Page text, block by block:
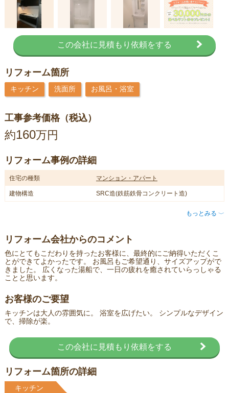
この会社に見積もり依頼をする
リフォーム箇所
キッチン 洗面所 お風呂・浴室
工事参考価格（税込）
約160万円
リフォーム事例の詳細
住宅の種類 マンション・アパート
建物構造 SRC造(鉄筋鉄骨コンクリート造)
もっとみる 〈
リフォーム会社からのコメント
色にとてもこだわりを持ったお客様に、最終的にご納得いただくこ
とができてよかったです。 お風呂もご希望通り、サイズアップがで
きました。 広くなった湯船で、一日の疲れを癒されていらっしゃる
ことと思います。
お客様のご要望
キッチンは大人の雰囲気に。 浴室を広げたい。 シンプルなデザイン
で、掃除が楽。
この会社に見積もり依頼をする
リフォーム箇所の詳細
キッチン